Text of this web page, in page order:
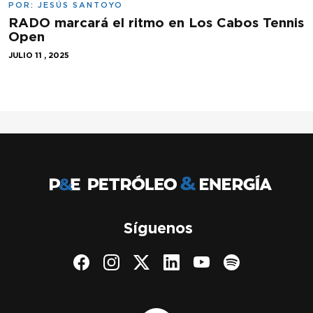
POR: JESÚS SANTOYO
RADO marcará el ritmo en Los Cabos Tennis
Open
JULIO 11 , 2025
Síguenos